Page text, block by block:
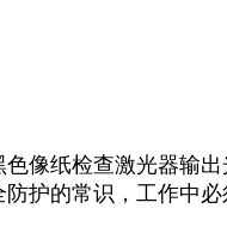
像纸检查激光器输
护的常识，工作中